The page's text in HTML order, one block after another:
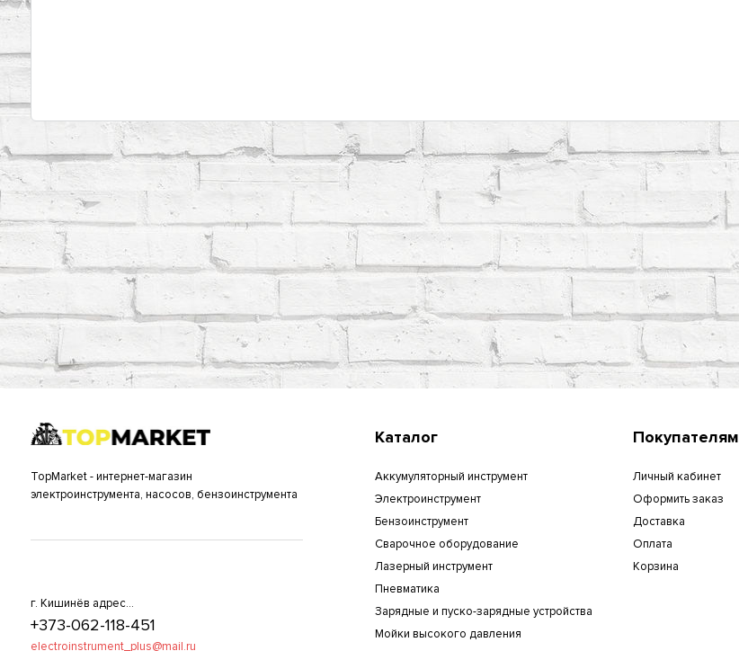
TopMarket - интернет-магазин
электроинструмента, насосов, бензоинструмента
г. Кишинёв адрес...
+373-062-118-451
electroinstrument_plus@mail.ru
Каталог
Аккумуляторный инструмент
Электроинструмент
Бензоинструмент
Сварочное оборудование
Лазерный инструмент
Пневматика
Зарядные и пуско-зарядные устройства
Мойки высокого давления
Покупателям
Личный кабинет
Оформить заказ
Доставка
Оплата
Корзина